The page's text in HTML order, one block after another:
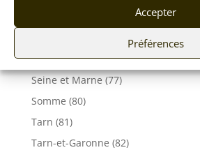
Accepter
Préférences
Seine-Maritime (76)
Seine et Marne (77)
Somme (80)
Tarn (81)
Tarn-et-Garonne (82)